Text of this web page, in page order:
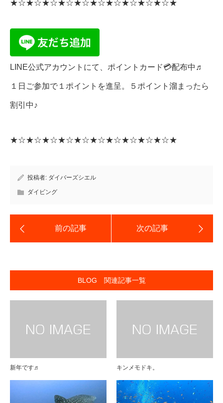
★☆★☆★☆★☆★☆★☆★☆★☆★☆★☆★
LINE公式アカウントにて、ポイントカード💳配布中♬
１日ご参加で１ポイントを進呈。５ポイント溜まったら
割引中♪
★☆★☆★☆★☆★☆★☆★☆★☆★☆★☆★
投稿者: ダイバーズシエル
ダイビング
BLOG 関連記事一覧
新年です♬ キンメモドキ。